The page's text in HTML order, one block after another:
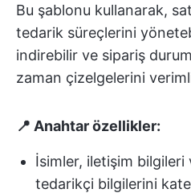
Bu şablonu kullanarak,
tedarik süreçlerini
indirebilir ve sipariş
zaman çizelgelerini
📍 Anahtar özellikler:
İsimler, iletişim
tedarikçi bilgilerini